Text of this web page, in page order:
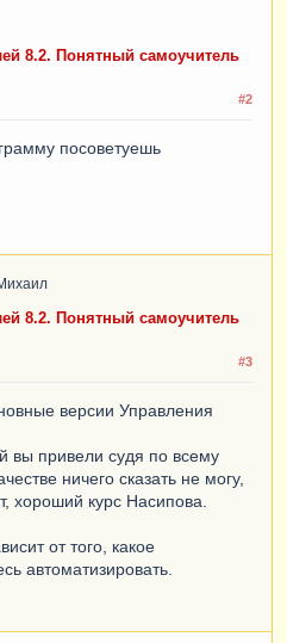
8.2. Понятный самоучитель
#2
посоветуешь
8.2. Понятный самоучитель
#3
версии Управления
вы привели судя по всему
ничего сказать не могу,
хороший курс Насипова.
от того, какое
автоматизировать.